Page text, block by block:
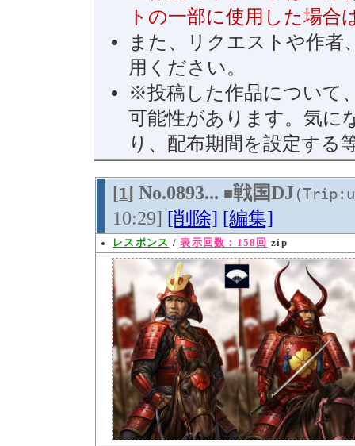
トの一部に使用した場
また、リクエストや作者
用ください。
※投稿した作品について
可能性があります。気に
り、配布期間を設定する
[1] No.0893... ■戦国DJ
10:29] [削除] [編集]
レスポンス /表示回数：158回 zip